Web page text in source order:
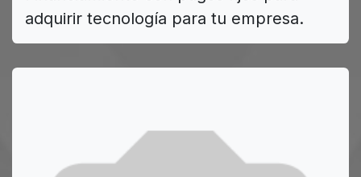
adquirir tecnología para tu empresa.